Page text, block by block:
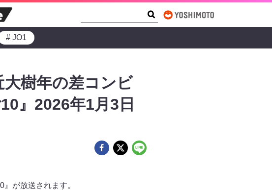
# JO1
樹年の差コンビ
』2026年1月3日
が放送されます。